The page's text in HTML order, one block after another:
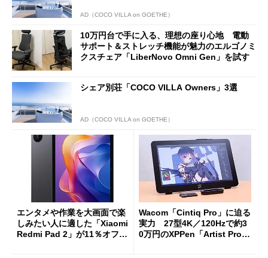
AD（COCO VILLA on GOETHE）
10万円台で手に入る、理想の座り心地 電動
サポート＆ストレッチ機能が魅力のエルゴノミ
クスチェア「LiberNovo Omni Gen」を試す
シェア別荘「COCO VILLA Owners」3選
AD（COCO VILLA on GOETHE）
エンタメや作業を大画面で楽
しみたい人に適した「Xiaomi
Redmi Pad 2」が11％オフの
Wacom「Cintiq Pro」に迫る
実力 27型4K／120Hzで約3
0万円のXPPen「Artist Pro 2